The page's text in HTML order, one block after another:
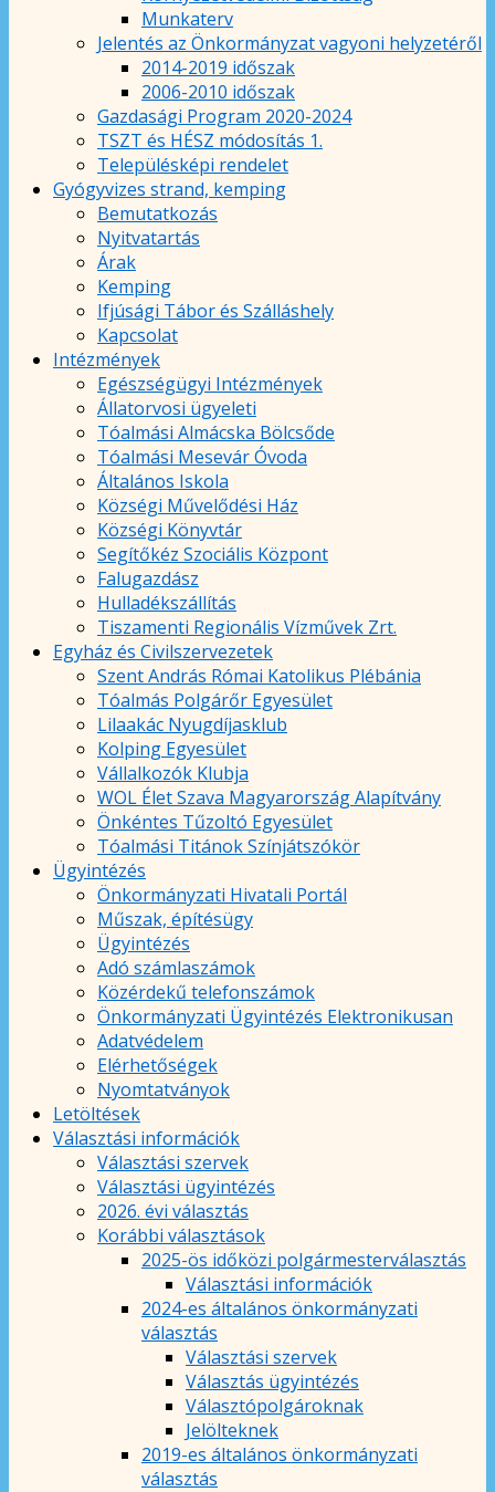
Munkaterv
Jelentés az Önkormányzat vagyoni helyzetéről
2014-2019 időszak
2006-2010 időszak
Gazdasági Program 2020-2024
TSZT és HÉSZ módosítás 1.
Településképi rendelet
Gyógyvizes strand, kemping
Bemutatkozás
Nyitvatartás
Árak
Kemping
Ifjúsági Tábor és Szálláshely
Kapcsolat
Intézmények
Egészségügyi Intézmények
Állatorvosi ügyeleti
Tóalmási Almácska Bölcsőde
Tóalmási Mesevár Óvoda
Általános Iskola
Községi Művelődési Ház
Községi Könyvtár
Segítőkéz Szociális Központ
Falugazdász
Hulladékszállítás
Tiszamenti Regionális Vízművek Zrt.
Egyház és Civilszervezetek
Szent András Római Katolikus Plébánia
Tóalmás Polgárőr Egyesület
Lilaakác Nyugdíjasklub
Kolping Egyesület
Vállalkozók Klubja
WOL Élet Szava Magyarország Alapítvány
Önkéntes Tűzoltó Egyesület
Tóalmási Titánok Színjátszókör
Ügyintézés
Önkormányzati Hivatali Portál
Műszak, építésügy
Ügyintézés
Adó számlaszámok
Közérdekű telefonszámok
Önkormányzati Ügyintézés Elektronikusan
Adatvédelem
Elérhetőségek
Nyomtatványok
Letöltések
Választási információk
Választási szervek
Választási ügyintézés
2026. évi választás
Korábbi választások
2025-ös időközi polgármesterválasztás
Választási információk
2024-es általános önkormányzati
választás
Választási szervek
Választás ügyintézés
Választópolgároknak
Jelölteknek
2019-es általános önkormányzati
választás